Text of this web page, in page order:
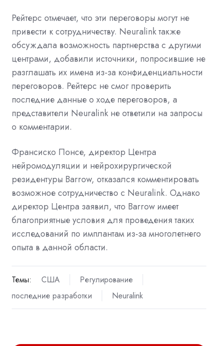
Рейтерс отмечает, что эти переговоры могут не
привести к сотрудничеству. Neuralink также
обсуждала возможность партнерства с другими
центрами, добавили источники, попросившие не
разглашать их имена из-за конфиденциальности
переговоров. Рейтерс не смог проверить
последние данные о ходе переговоров, а
представители Neuralink не ответили на запросы
о комментарии.
Франсиско Понсе, директор Центра
нейромодуляции и нейрохирургической
резидентуры Barrow, отказался комментировать
возможное сотрудничество с Neuralink. Однако
директор Центра заявил, что Barrow имеет
благоприятные условия для проведения таких
исследований по имплантам из-за многолетнего
опыта в данной области.
Темы: США
Регулирование
последние разработки
Neuralink